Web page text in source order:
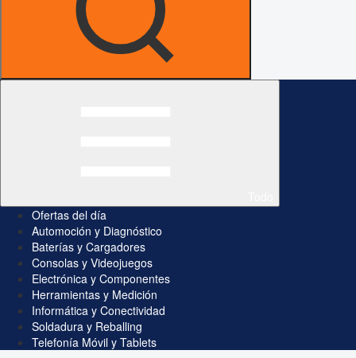
Ofertas del día
Automoción y Diagnóstico
Baterías y Cargadores
Consolas y Videojuegos
Electrónica y Componentes
Herramientas y Medición
Informática y Conectividad
Soldadura y Reballing
Telefonía Móvil y Tablets